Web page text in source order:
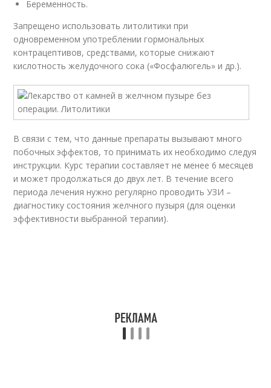
Беременность.
Запрещено использовать литолитики при
одновременном употреблении гормональных
контрацептивов, средствами, которые снижают
кислотность желудочного сока («Фосфалюгель» и др.).
В связи с тем, что данные препараты вызывают много
побочных эффектов, то принимать их необходимо следуя
инструкции. Курс терапии составляет не менее 6 месяцев
и может продолжаться до двух лет. В течение всего
периода лечения нужно регулярно проводить УЗИ –
диагностику состояния желчного пузыря (для оценки
эффективности выбранной терапии).